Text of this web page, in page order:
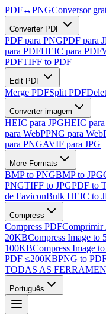
PDF↔PNGConversor
Converter PDF
PDF para PNGPDF para
para PDFHEIC para PDF
PDFTIFF to PDF
Edit PDF
Merge PDFSplit PDF
Converter imagem
HEIC para JPGHEIC
para WebPPNG para
para PNGAVIF para JPG
More Formats
BMP to PNGBMP to JPG
PNGTIFF to JPGPDF to
de FaviconBulk HEIC to
Compress
Compress PDFComprimir
20KBCompress Image to
100KBCompress Image
PDF ≤200KBPNG to
TODAS AS
Português